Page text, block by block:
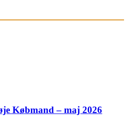
Købmand – maj 2026